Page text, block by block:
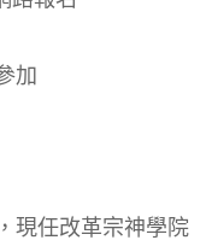
加
現任改革宗神學院